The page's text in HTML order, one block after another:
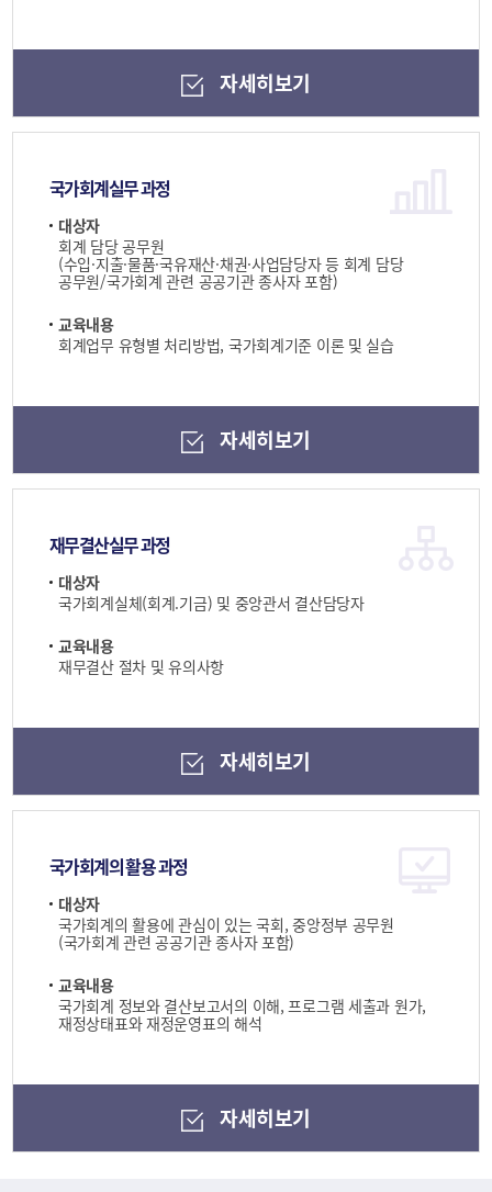
자세히보기
국가회계실무 과정
대상자
회계 담당 공무원
(수입·지출·물품·국유재산·채권·사업담당자 등 회계 담당
공무원/국가회계 관련 공공기관 종사자 포함)
교육내용
회계업무 유형별 처리방법, 국가회계기준 이론 및 실습
자세히보기
재무결산실무 과정
대상자
국가회계실체(회계.기금) 및 중앙관서 결산담당자
교육내용
재무결산 절차 및 유의사항
자세히보기
국가회계의 활용 과정
대상자
국가회계의 활용에 관심이 있는 국회, 중앙정부 공무원
(국가회계 관련 공공기관 종사자 포함)
교육내용
국가회계 정보와 결산보고서의 이해, 프로그램 세출과 원가,
재정상태표와 재정운영표의 해석
자세히보기